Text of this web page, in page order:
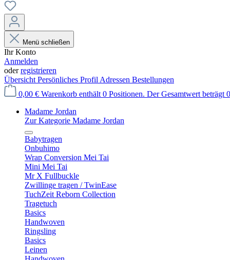
Menü schließen
Ihr Konto
Anmelden
oderregistrieren
Übersicht Persönliches Profil Adressen Bestellungen
0,00 € Warenkorb enthält 0 Positionen. Der Gesamtwert beträgt
Madame Jordan
Zur Kategorie Madame Jordan
Babytragen
Onbuhimo
Wrap Conversion Mei Tai
Mini Mei Tai
Mr X Fullbuckle
Zwillinge tragen / TwinEase
TuchZeit Reborn Collection
Tragetuch
Basics
Handwoven
Ringsling
Basics
Leinen